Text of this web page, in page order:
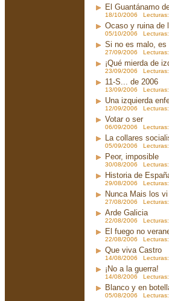
El Guantánamo
18/10/2006
Ocaso y ruina de
05/10/2006
Si no es malo, es
27/09/2006
¡Qué mierda de
23/09/2006
11-S... de 2006
13/09/2006
Una izquierda
12/09/2006
Votar o ser
06/09/2006
La collares
05/09/2006
Peor, imposible
30/08/2006
Historia de
29/08/2006
Nunca Mais los vi
27/08/2006
Arde Galicia
22/08/2006
El fuego no
22/08/2006
Que viva Castro
14/08/2006
¡No a la guerra!
14/08/2006
Blanco y en
05/08/2006